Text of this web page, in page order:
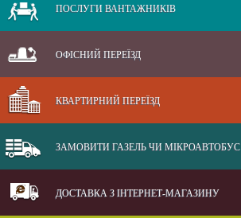
ПОСЛУГИ ВАНТАЖНИКІВ
ОФІСНИЙ ПЕРЕЇЗД
КВАРТИРНИЙ ПЕРЕЇЗД
ЗАМОВИТИ ГАЗЕЛЬ ЧИ МІКРОАВТОБУС
ДОСТАВКА З ІНТЕРНЕТ-МАГАЗИНУ